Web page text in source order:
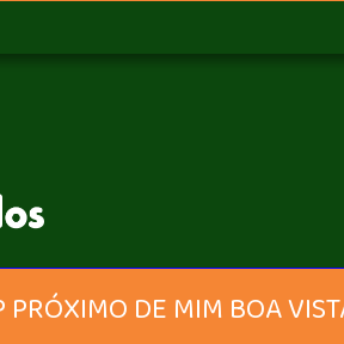
PRÓXIMO DE MIM BOA